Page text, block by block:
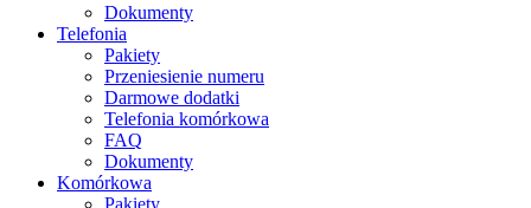
Dokumenty
Telefonia
Pakiety
Przeniesienie numeru
Darmowe dodatki
Telefonia komórkowa
FAQ
Dokumenty
Komórkowa
Pakiety